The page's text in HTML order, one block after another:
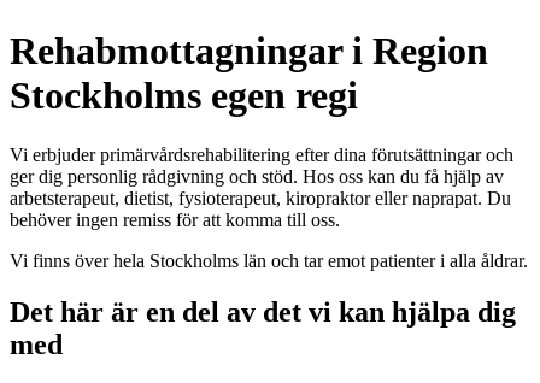
Rehabmottagningar i Region
Stockholms egen regi
Vi erbjuder primärvårdsrehabilitering efter dina förutsättningar och
ger dig personlig rådgivning och stöd. Hos oss kan du få hjälp av
arbetsterapeut, dietist, fysioterapeut, kiropraktor eller naprapat. Du
behöver ingen remiss för att komma till oss.
Vi finns över hela Stockholms län och tar emot patienter i alla åldrar.
Det här är en del av det vi kan hjälpa dig
med